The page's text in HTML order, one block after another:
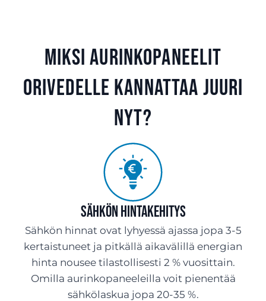
Miksi aurinkopaneelit
Orivedelle kannattaa juuri
nyt?
Sähkön hintakehitys
Sähkön hinnat ovat lyhyessä ajassa jopa 3-5
kertaistuneet ja pitkällä aikavälillä energian
hinta nousee tilastollisesti 2 % vuosittain.
Omilla aurinkopaneeleilla voit pienentää
sähkölaskua jopa 20-35 %.